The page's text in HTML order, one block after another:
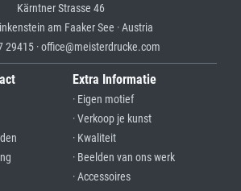
Kärntner Strasse 46
am Faaker See · Austria
29415 · office@meisterdrucke.com
Extra Informatie
· Eigen motief
· Verkoop je kunst
· Kwaliteit
· Beelden van ons werk
· Accessoires